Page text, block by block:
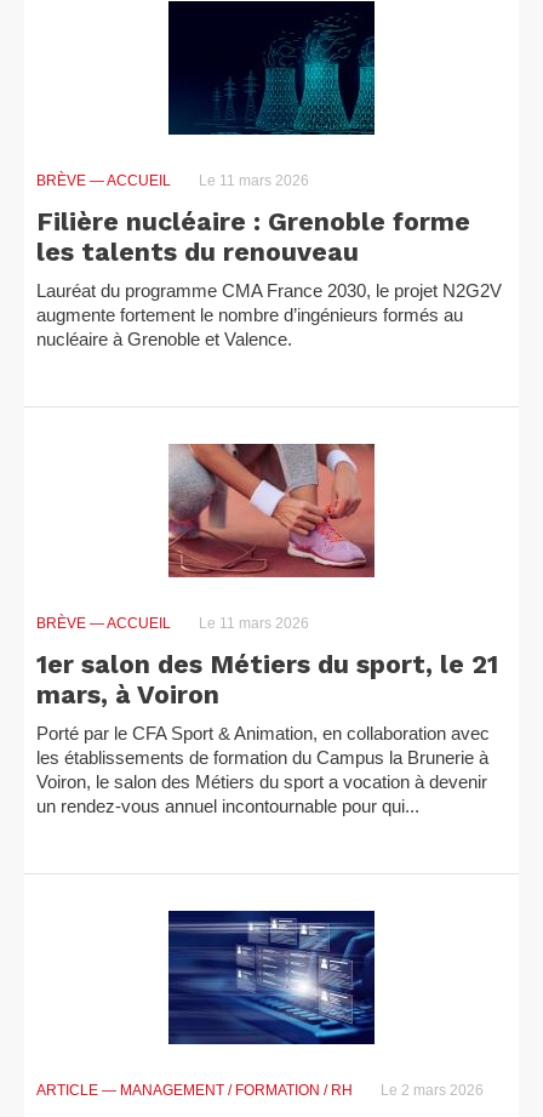
BRÈVE — ACCUEIL Le 11 mars 2026
Filière nucléaire : Grenoble forme
les talents du renouveau
Lauréat du programme CMA France 2030, le projet N2G2V
augmente fortement le nombre d’ingénieurs formés au
nucléaire à Grenoble et Valence.
BRÈVE — ACCUEIL Le 11 mars 2026
1er salon des Métiers du sport, le 21
mars, à Voiron
Porté par le CFA Sport & Animation, en collaboration avec
les établissements de formation du Campus la Brunerie à
Voiron, le salon des Métiers du sport a vocation à devenir
un rendez-vous annuel incontournable pour qui...
ARTICLE — MANAGEMENT / FORMATION / RH Le 2 mars 2026